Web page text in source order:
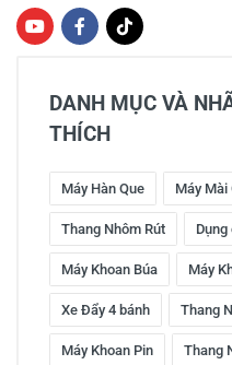
DANH MỤC VÀ
THÍCH
Máy Hàn Que Máy Mài
Thang Nhôm Rút
Máy Khoan Búa Máy
Xe Đẩy 4 bánh Thang
Máy Khoan Pin Thang